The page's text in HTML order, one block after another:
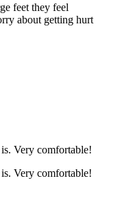
feet they feel
about getting hurt
Very comfortable!
Very comfortable!